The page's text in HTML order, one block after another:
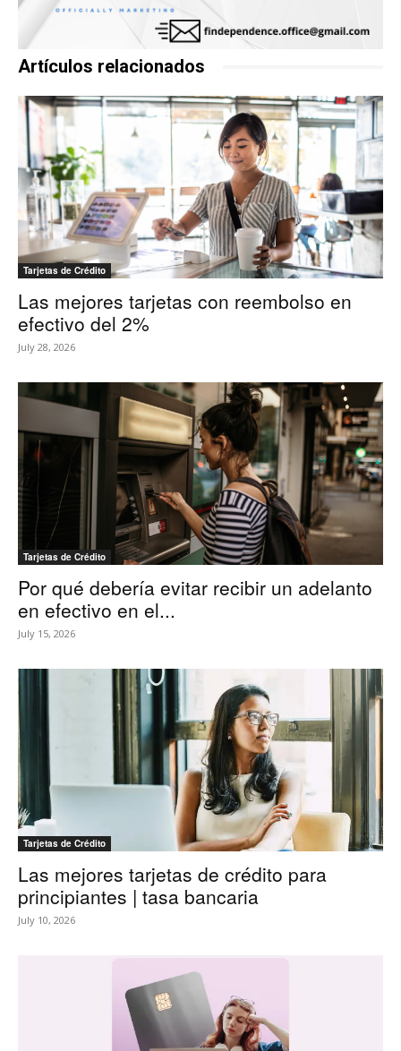
Artículos relacionados
Tarjetas de Crédito
Las mejores tarjetas con reembolso en
efectivo del 2%
July 28, 2026
Tarjetas de Crédito
Por qué debería evitar recibir un adelanto
en efectivo en el...
July 15, 2026
Tarjetas de Crédito
Las mejores tarjetas de crédito para
principiantes | tasa bancaria
July 10, 2026